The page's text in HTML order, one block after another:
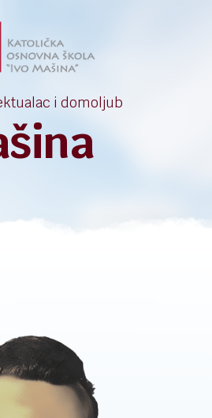
i domoljub